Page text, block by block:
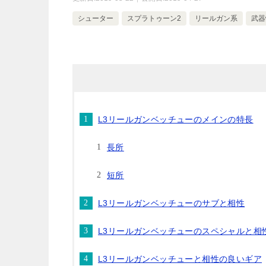
シューター スプラトゥーン2 リールガン系 武
L3リールガンベッチューのメインの特長
長所
短所
L3リールガンベッチューのサブと相性
L3リールガンベッチューのスペシャルと相
L3リールガンベッチューと相性の良いギア